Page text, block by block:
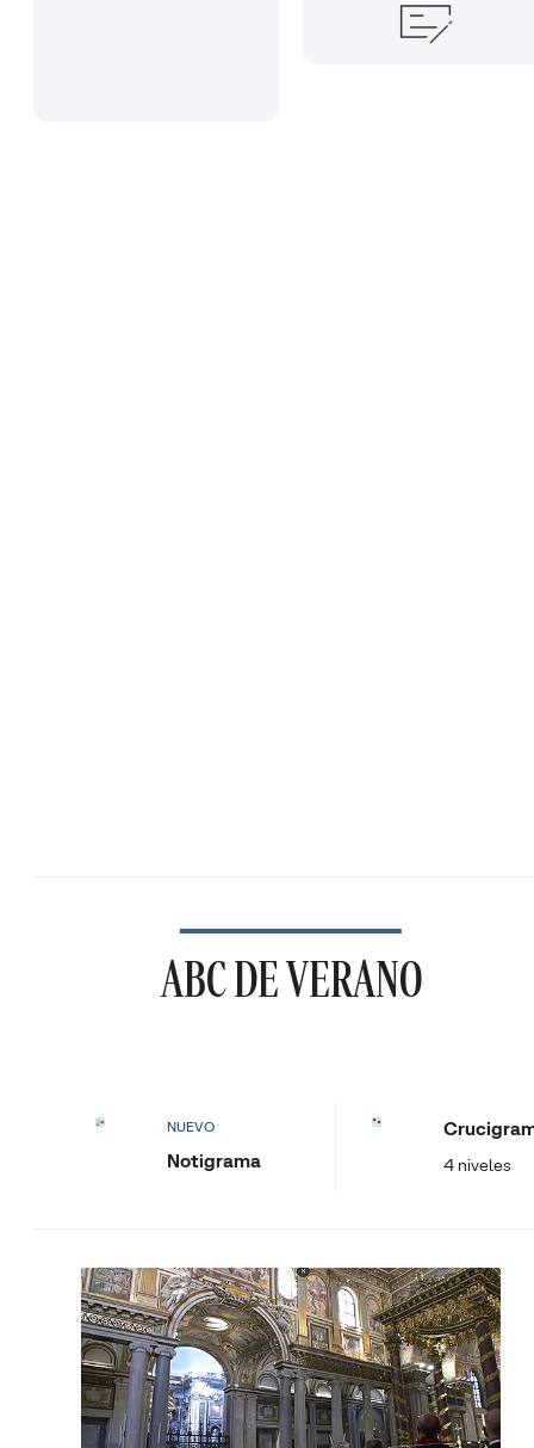
ABC DE VERANO
NUEVO
Notigrama 4 niveles